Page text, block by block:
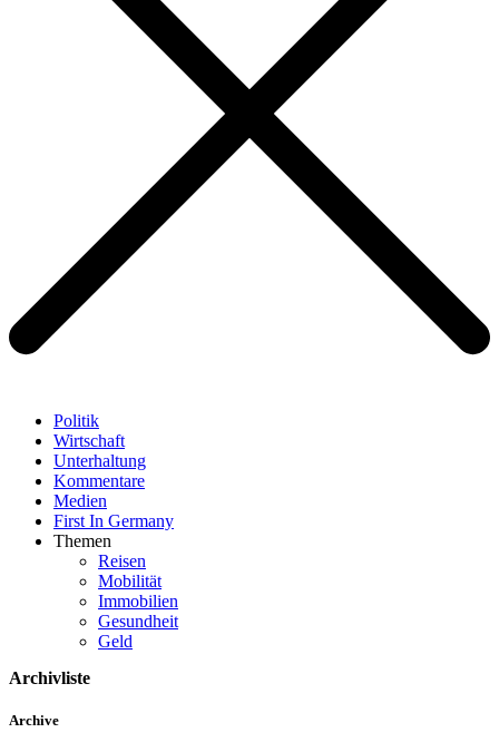
Politik
Wirtschaft
Unterhaltung
Kommentare
Medien
First In Germany
Themen
Reisen
Mobilität
Immobilien
Gesundheit
Geld
Archivliste
Archive